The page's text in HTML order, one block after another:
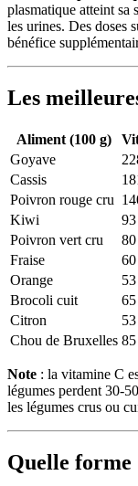
plasmatique atteint sa
les urines. Des doses
bénéfice
Les
Aliment (100 g)
Goyave
Cassis
Poivron rouge cru
Kiwi
Poivron vert cru
Fraise
Orange
Brocoli cuit
Citron
Chou de Bruxelles
Note : la vitamine C
légumes perdent 30-
les légumes crus ou
Quelle forme